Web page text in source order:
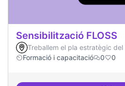
Sensibilització FLOSS
Treballem el pla estratègic del
Formació i capacitació
0 0